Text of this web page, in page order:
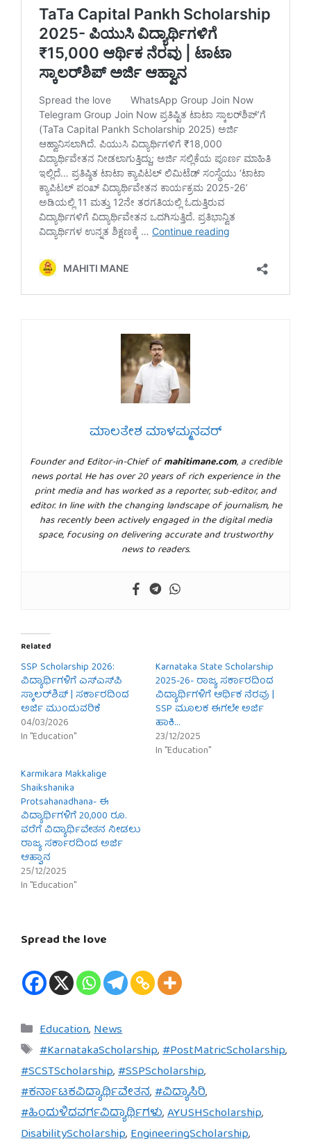
ಮಾಲತೇಶ ಮಾಳಮ್ಮನವರ್
Founder and Editor-in-Chief ofmahitimane.com, a credible
news portal. He has over 20 years of rich experience in the
print media and has worked as a reporter, sub-editor, and
editor. In line with the changing landscape of journalism, he
has recently been actively engaged in the digital media
space, focusing on delivering accurate and trustworthy
news to readers.
Related
SSP Scholarship 2026:
ವಿದ್ಯಾರ್ಥಿಗಳಿಗೆ ಎಸ್‌ಎಸ್‌ಪಿ
ಸ್ಕಾಲರ್‌ಶಿಪ್ | ಸರ್ಕಾರದಿಂದ
ಅರ್ಜಿ ಮುಂದುವರಿಕೆ
04/03/2026
In "Education"
Karnataka State Scholarship
2025-26- ರಾಜ್ಯ ಸರ್ಕಾರದಿಂದ
ವಿದ್ಯಾರ್ಥಿಗಳಿಗೆ ಆರ್ಥಿಕ ನೆರವು |
SSP ಮೂಲಕ ಈಗಲೇ ಅರ್ಜಿ
ಹಾಕಿ…
23/12/2025
In "Education"
Karmikara Makkalige
Shaikshanika
Protsahanadhana- ಈ
ವಿದ್ಯಾರ್ಥಿಗಳಿಗೆ 20,000 ರೂ.
ವರೆಗೆ ವಿದ್ಯಾರ್ಥಿವೇತನ ನೀಡಲು
ರಾಜ್ಯ ಸರ್ಕಾರದಿಂದ ಅರ್ಜಿ
ಆಹ್ವಾನ
25/12/2025
In "Education"
Spread the love
Categories
Education,News
Tags
#KarnatakaScholarship,#PostMatricScholarship,
#SCSTScholarship,#SSPScholarship,
#ಕರ್ನಾಟಕವಿದ್ಯಾರ್ಥಿವೇತನ,#ವಿದ್ಯಾಸಿರಿ,
#ಹಿಂದುಳಿದವರ್ಗವಿದ್ಯಾರ್ಥಿಗಳು,AYUSHScholarship,
DisabilityScholarship,EngineeringScholarship,